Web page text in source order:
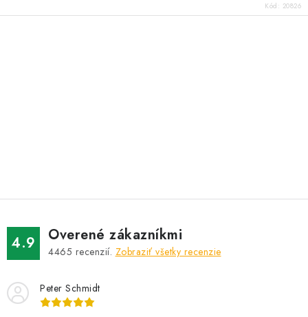
Kód: 20826
á
d
a
c
e
4.9 Overené zákazníkmi
4465 recenzií. Zobraziť všetky recenzie
Peter Schmidt